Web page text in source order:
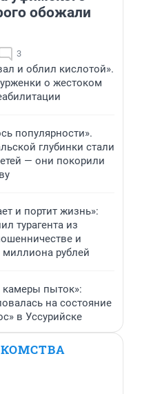
обожали
3
и облил кислотой».
о жестоком
популярности».
глубинки стали
— они покорили
и портит жизнь»:
турагента из
и
рублей
камеры пыток»:
на состояние
в Уссурийске